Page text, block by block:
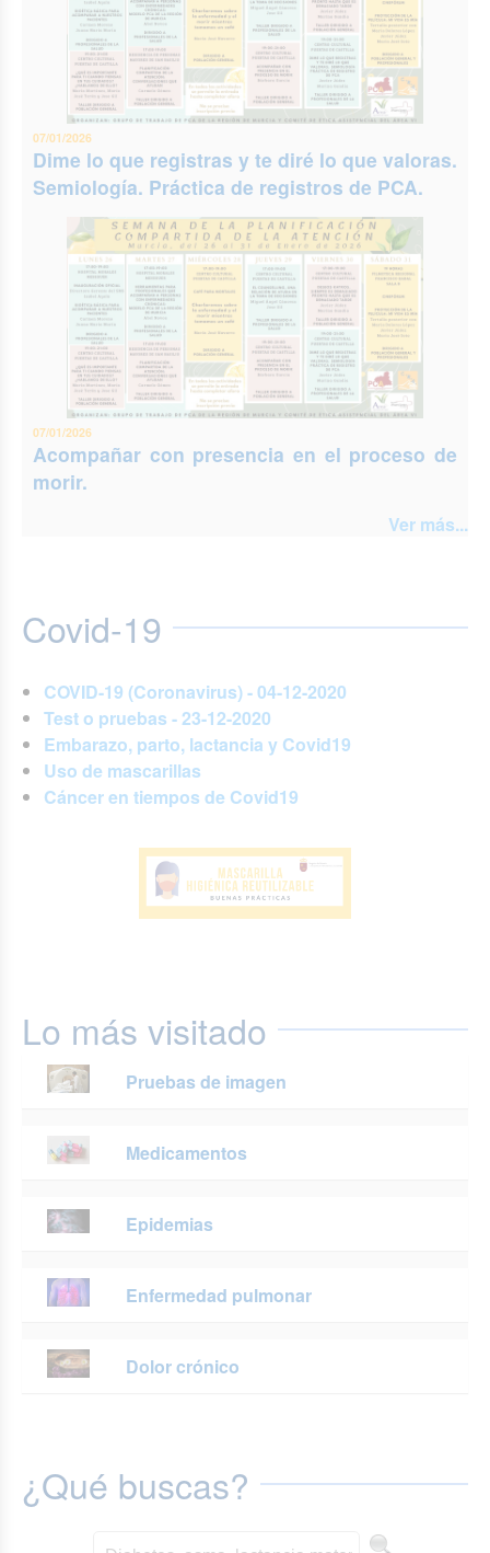
07/01/2026
Dime lo que registras y te diré lo que valoras.
Semiología. Práctica de registros de PCA.
07/01/2026
Acompañar con presencia en el proceso de
morir.
Ver más...
Covid-19
COVID-19 (Coronavirus) - 04-12-2020
Test o pruebas - 23-12-2020
Embarazo, parto, lactancia y Covid19
Uso de mascarillas
Cáncer en tiempos de Covid19
Lo más visitado
Pruebas de imagen
Medicamentos
Epidemias
Enfermedad pulmonar
Dolor crónico
¿Qué buscas?